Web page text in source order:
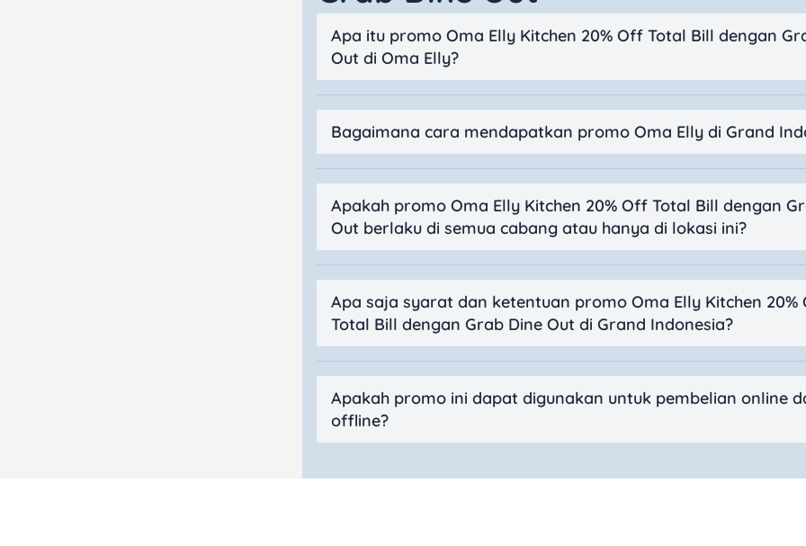
Apa itu promo Oma Elly Kitchen 20% Off Total Bill dengan
Out di Oma Elly?
Bagaimana cara mendapatkan promo Oma Elly di Grand
Apakah promo Oma Elly Kitchen 20% Off Total Bill dengan
Out berlaku di semua cabang atau hanya di lokasi ini?
Apa saja syarat dan ketentuan promo Oma Elly Kitchen 20%
Total Bill dengan Grab Dine Out di Grand Indonesia?
Apakah promo ini dapat digunakan untuk pembelian online
offline?